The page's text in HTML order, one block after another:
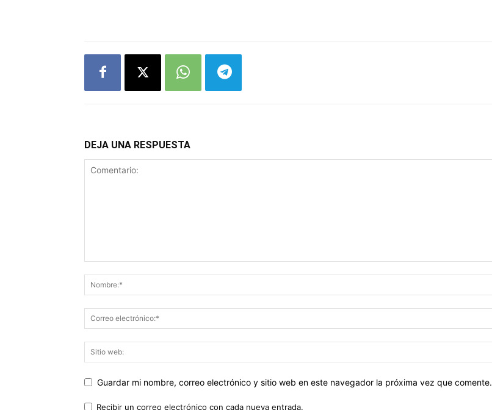
DEJA UNA RESPUESTA
Guardar mi nombre, correo electrónico y sitio web en este navegador la próxima vez que comente.
Recibir un correo electrónico con cada nueva entrada.